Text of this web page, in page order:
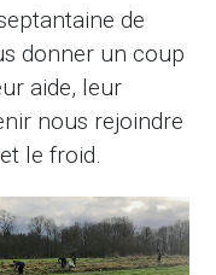
de
donner un coup
aide, leur
nous rejoindre
le froid.